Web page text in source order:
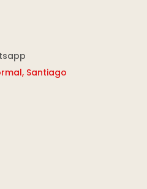
Santiago